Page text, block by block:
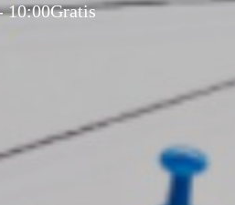
10:00Gratis